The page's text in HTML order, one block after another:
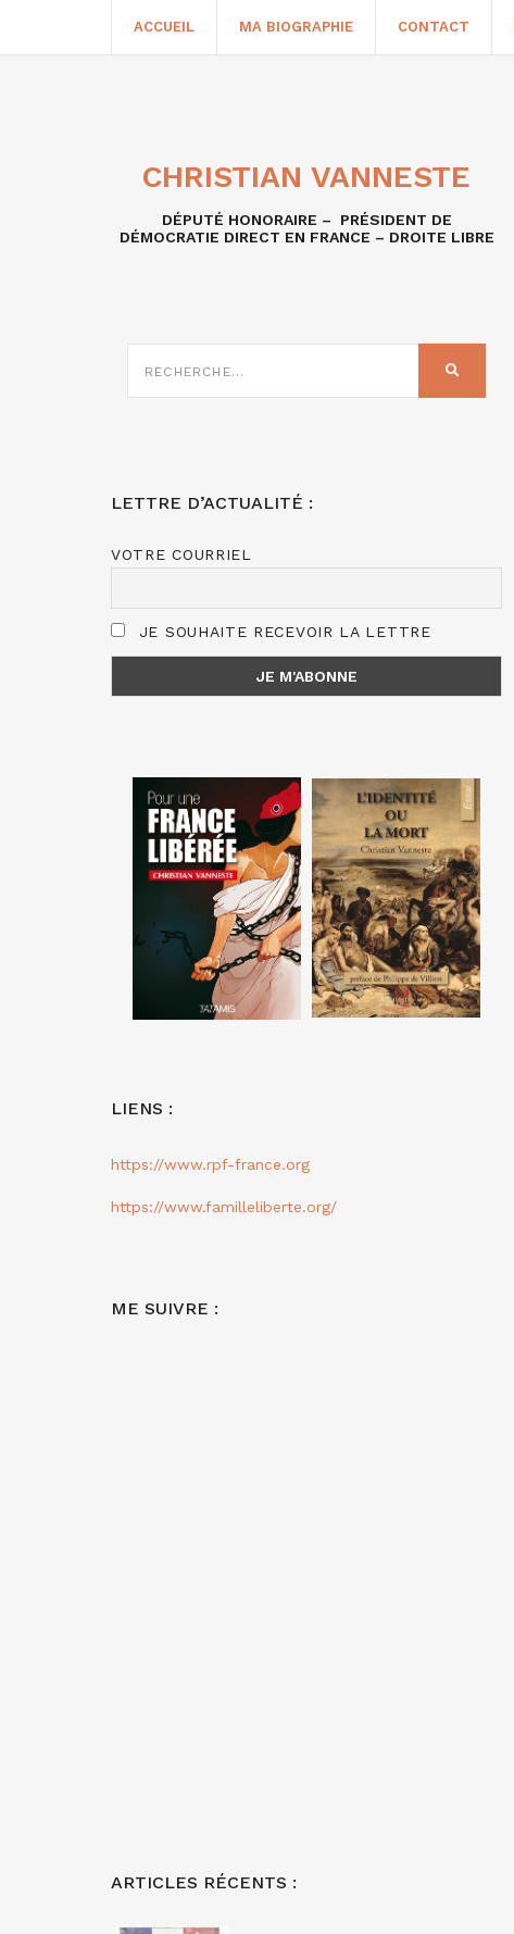
ACCUEIL MA BIOGRAPHIE CONTACT
CHRISTIAN VANNESTE
DÉPUTÉ HONORAIRE – PRÉSIDENT DE
DÉMOCRATIE DIRECT EN FRANCE – DROITE LIBRE
SUR
LETTRE D’ACTUALITÉ :
VOTRE COURRIEL
JE SOUHAITE RECEVOIR LA LETTRE
LIENS :
https://www.rpf-france.org
https://www.familleliberte.org/
ME SUIVRE :
ARTICLES RÉCENTS :